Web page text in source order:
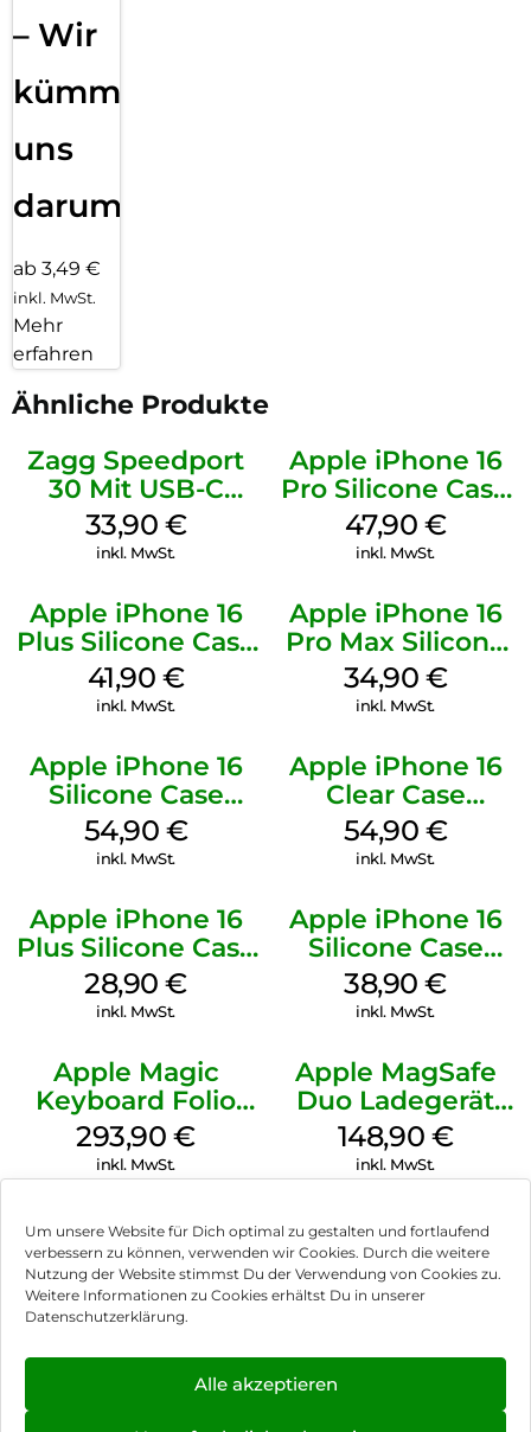
Um unsere Website für Dich optimal zu gestalten und fortlaufend
verbessern zu können, verwenden wir Cookies. Durch die weitere
Nutzung der Website stimmst Du der Verwendung von Cookies zu.
Weitere Informationen zu Cookies erhältst Du in unserer
Datenschutzerklärung.
Alle akzeptieren
– Wir
kümmern
uns
darum!
ab 3,49 €
inkl. MwSt.
Mehr
erfahren
Ähnliche Produkte
Zagg Speedport
30 Mit USB-C
Kabel Weiß
33,90 €
inkl. MwSt.
Apple iPhone 16
Pro Silicone Case
MagSafe Denim
47,90 €
inkl. MwSt.
Apple iPhone 16
Plus Silicone Case
MagSafe Stone
Gray
41,90 €
inkl. MwSt.
Apple iPhone 16
Pro Max Silicone
Case MagSafe
Denim
34,90 €
inkl. MwSt.
Apple iPhone 16
Silicone Case
MagSafe Lake
Green
54,90 €
inkl. MwSt.
Apple iPhone 16
Clear Case
MagSafe
Transparent
54,90 €
inkl. MwSt.
Apple iPhone 16
Plus Silicone Case
MagSafe Black
28,90€
inkl. MwSt.
Apple iPhone 16
Silicone Case
MagSafe
Ultramarine
38,90€
inkl. MwSt.
Apple Magic
Keyboard Folio
iPad 10.9″ (10.Gen.)
Weiß
293,90€
inkl. MwSt.
Apple MagSafe
Duo Ladegerät
Weiß
148,90 €
inkl. MwSt.
Impressum